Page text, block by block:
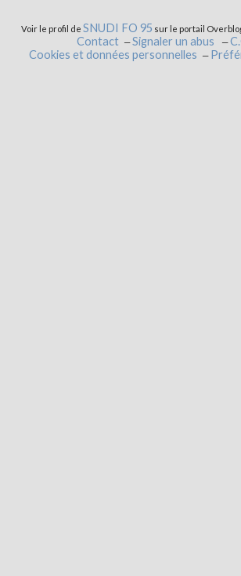
Voir le profil deSNUDI FO 95 sur le portail
Contact
Signaler un abus
Cookies et données personnelles